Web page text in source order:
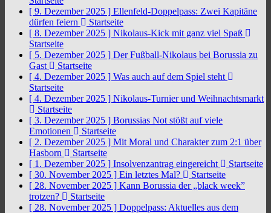
[ 9. Dezember 2025 ] Ellenfeld-Doppelpass: Zwei Kapitäne
dürfen feiern
Startseite
[ 8. Dezember 2025 ] Nikolaus-Kick mit ganz viel Spaß
Startseite
[ 5. Dezember 2025 ] Der Fußball-Nikolaus bei Borussia zu
Gast
Startseite
[ 4. Dezember 2025 ] Was auch auf dem Spiel steht
Startseite
[ 4. Dezember 2025 ] Nikolaus-Turnier und Weihnachtsmarkt
Startseite
[ 3. Dezember 2025 ] Borussias Not stößt auf viele
Emotionen
Startseite
[ 2. Dezember 2025 ] Mit Moral und Charakter zum 2:1 über
Hasborn
Startseite
[ 1. Dezember 2025 ] Insolvenzantrag eingereicht
Startseite
[ 30. November 2025 ] Ein letztes Mal?
Startseite
[ 28. November 2025 ] Kann Borussia der „black week”
trotzen?
Startseite
[ 28. November 2025 ] Doppelpass: Aktuelles aus dem